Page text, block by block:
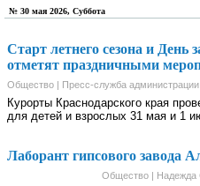
№ 30 мая 2026, Суббота
Старт летнего сезона и
отметят праздничными
Общество | Пресс-служба администрации
Курорты Краснодарского края
для детей и взрослых 31 мая и 1
Лаборант гипсового завода
Общество | Надежда